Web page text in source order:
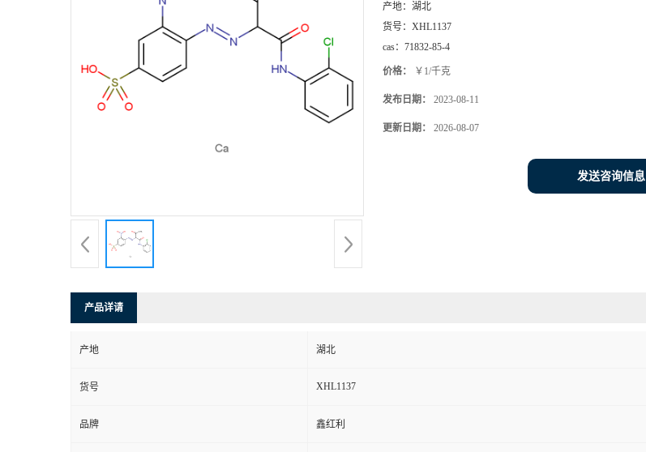
产地： 湖北
货号： XHL1137
cas： 71832-85-4
价格： ￥1/千克
发布日期： 2023-08-11
更新日期： 2026-08-07
发送咨询信息
产品详请
产地 湖北
货号 XHL1137
品牌 鑫红利